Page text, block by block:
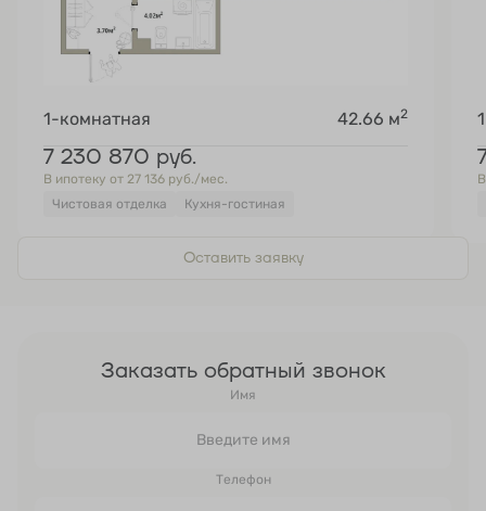
1-комнатная 42.66 м2
7 230 870 руб.
В ипотеку от 27 136 руб./мес.
Чистовая отделка
Кухня-гостиная
Оставить заявку
Заказать обратный звонок
Имя
Телефон